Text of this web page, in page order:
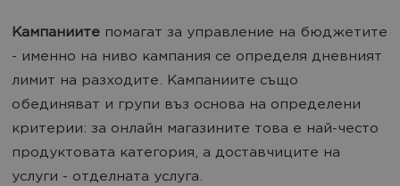
Кампаниите помагат за управление на бюджетите
- именно на ниво кампания се определя дневният
лимит на разходите. Кампаниите също
обединяват и групи въз основа на определени
критерии: за онлайн магазините това е най-често
продуктовата категория, а доставчиците на
услуги - отделната услуга.